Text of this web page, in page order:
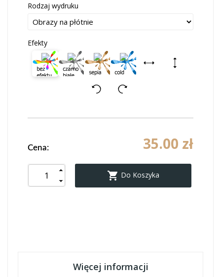
Rodzaj wydruku
Efekty
Cena: 35.00 zł
 Do Koszyka
Więcej informacji